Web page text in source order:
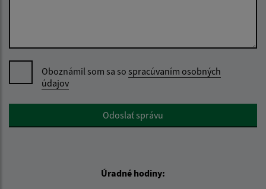
Oboznámil som sa so spracúvaním osobných
údajov
Google reCaptcha ResponseOdoslať správu
Úradné hodiny: